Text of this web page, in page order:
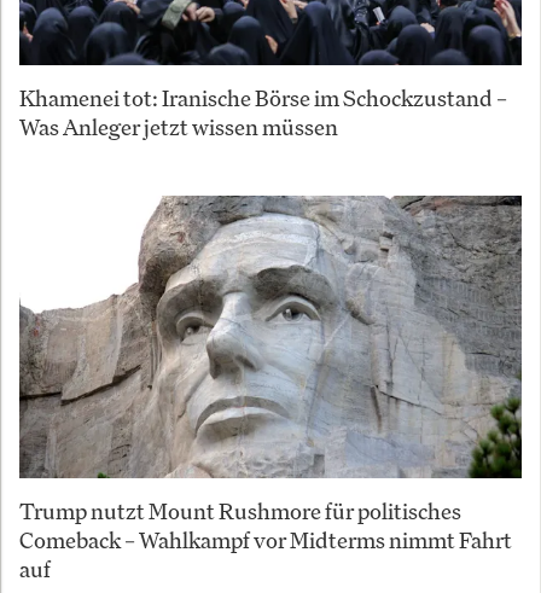
Khamenei tot: Iranische Börse im Schockzustand –
Was Anleger jetzt wissen müssen
Trump nutzt Mount Rushmore für politisches
Comeback – Wahlkampf vor Midterms nimmt Fahrt
auf